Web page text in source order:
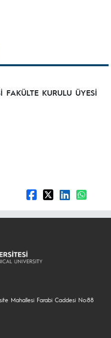
FAKÜLTE KURULU ÜYESİ
Mahallesi Farabi Caddesi No:88